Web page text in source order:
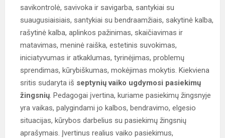
savikontrolė, savivoka ir savigarba, santykiai su
suaugusiaisiais, santykiai su bendraamžiais, sakytinė kalba,
rašytinė kalba, aplinkos pažinimas, skaičiavimas ir
matavimas, meninė raiška, estetinis suvokimas,
iniciatyvumas ir atkaklumas, tyrinėjimas, problemų
sprendimas, kūrybiškumas, mokėjimas mokytis. Kiekviena
sritis sudaryta iš septynių vaiko ugdymosi pasiekimų
žingsnių. Pedagogai įvertina, kuriame pasiekimų žingsnyje
yra vaikas, palygindami jo kalbos, bendravimo, elgesio
situacijas, kūrybos darbelius su pasiekimų žingsnių
aprašymais. Įvertinus realius vaiko pasiekimus,